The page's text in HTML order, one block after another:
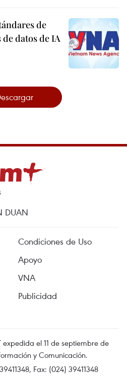
de
datos de IA
DUAN
Condiciones de Uso
Apoyo
VNA
Publicidad
expedida el 11 de septiembre de
y Comunicación.
Fax: (024) 39411348